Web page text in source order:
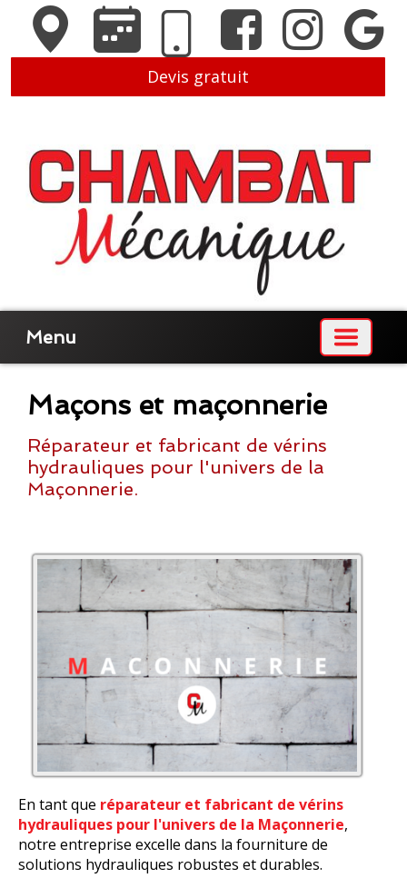
Devis gratuit
Menu
Maçons et maçonnerie
Réparateur et fabricant de vérins
hydrauliques pour l'univers de la
Maçonnerie.
En tant que réparateur et fabricant de vérins
hydrauliques pour l'univers de la Maçonnerie,
notre entreprise excelle dans la fourniture de
solutions hydrauliques robustes et durables.